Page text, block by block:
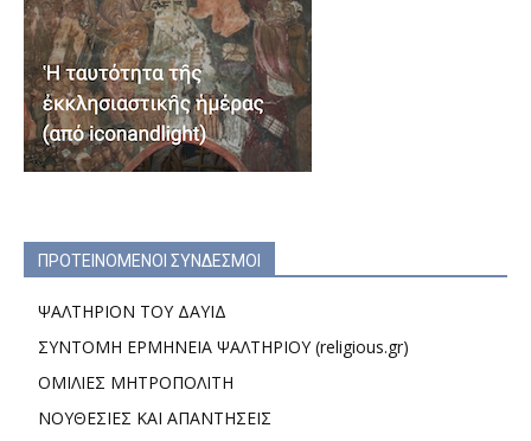
ΠΡΟΤΕΙΝΟΜΕΝΟΙ ΣΥΝΔΕΣΜΟΙ
ΨΑΛΤΗΡΙΟΝ ΤΟΥ ΔΑΥΙΔ
ΣΥΝΤΟΜΗ ΕΡΜΗΝΕΙΑ ΨΑΛΤΗΡΙΟΥ (religious.gr)
ΟΜΙΛΙΕΣ ΜΗΤΡΟΠΟΛΙΤΗ
ΝΟΥΘΕΣΙΕΣ ΚΑΙ ΑΠΑΝΤΗΣΕΙΣ